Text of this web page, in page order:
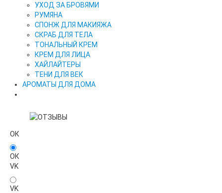
УХОД ЗА БРОВЯМИ
РУМЯНА
СПОНЖ ДЛЯ МАКИЯЖА
СКРАБ ДЛЯ ТЕЛА
ТОНАЛЬНЫЙ КРЕМ
КРЕМ ДЛЯ ЛИЦА
ХАЙЛАЙТЕРЫ
ТЕНИ ДЛЯ ВЕК
АРОМАТЫ ДЛЯ ДОМА
ОК
ОК
VK
VK